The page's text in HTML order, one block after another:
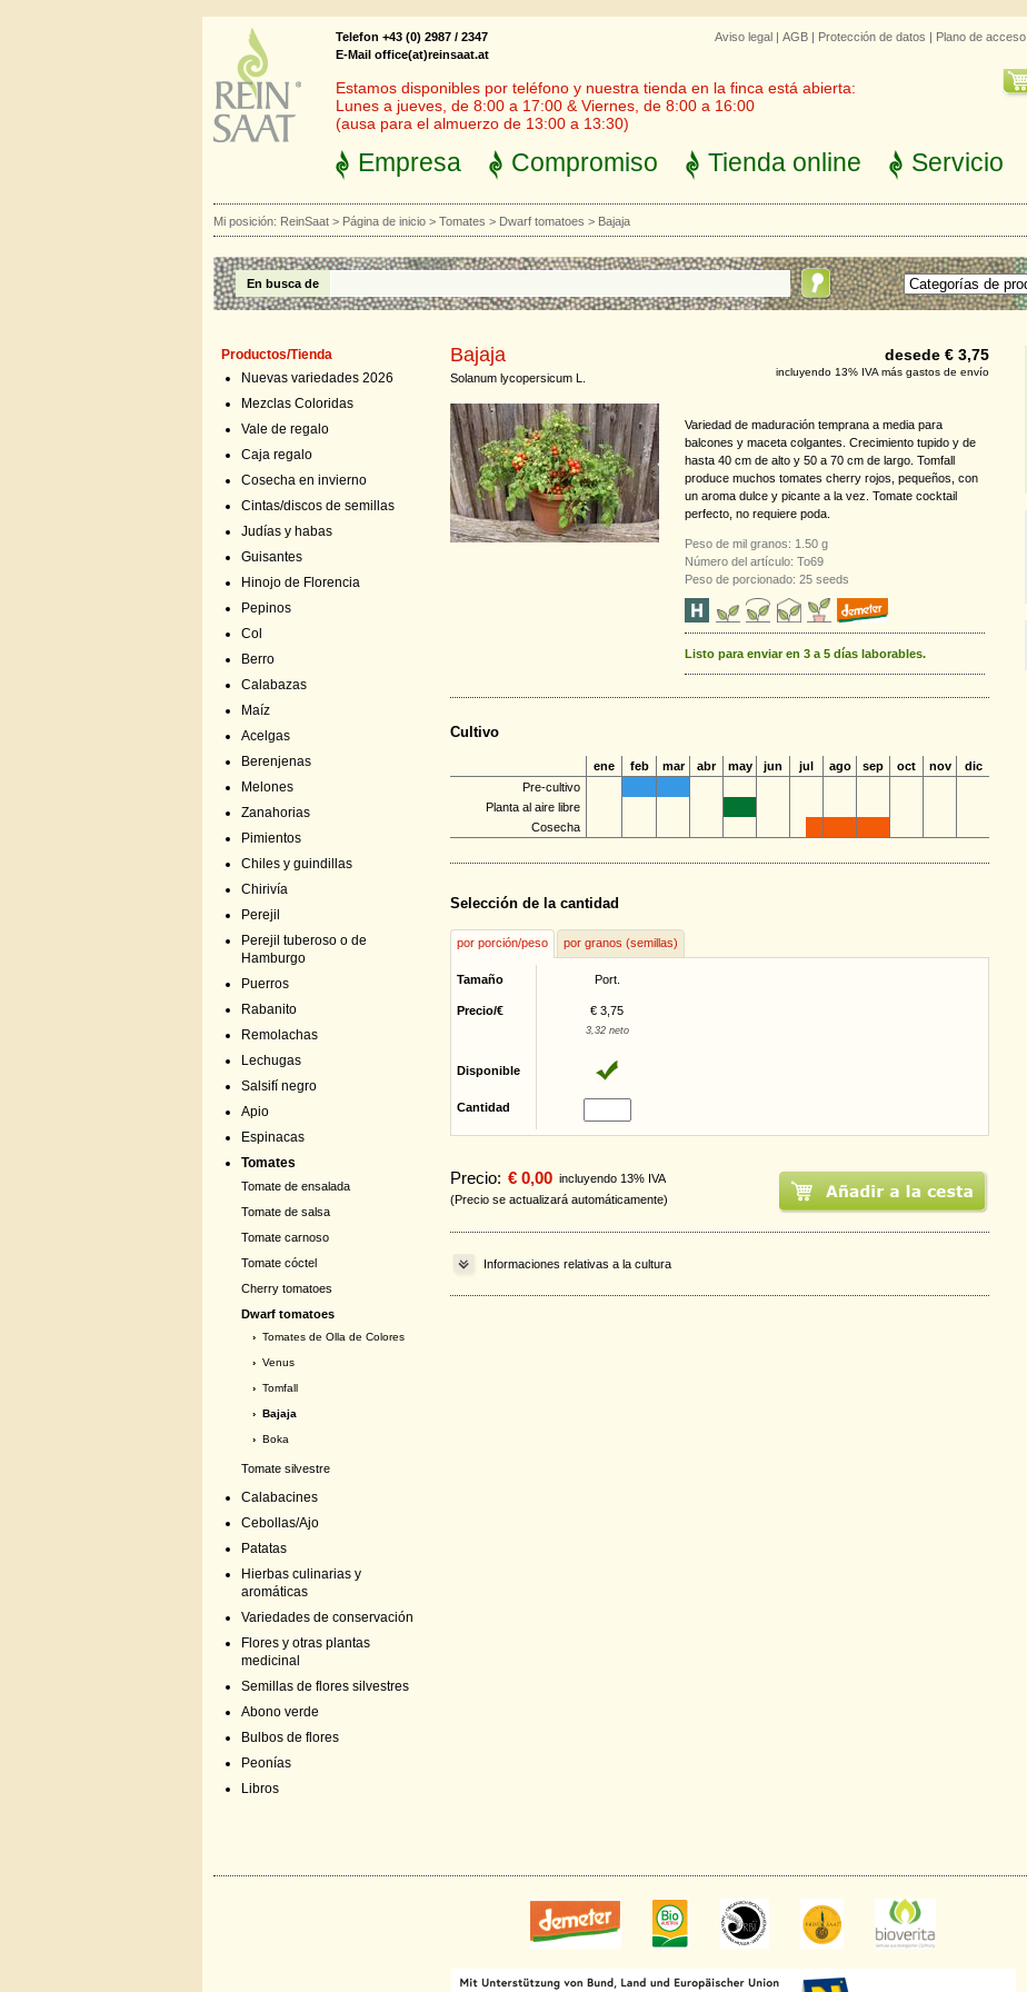
Aviso legal | AGB | Protección de datos | Plano de acceso
Telefon +43 (0) 2987 / 2347
E-Mail office(at)reinsaat.at
Estamos disponibles por teléfono y nuestra tienda en la finca está abierta:
Lunes a jueves, de 8:00 a 17:00 & Viernes, de 8:00 a 16:00
(ausa para el almuerzo de 13:00 a 13:30)
Empresa Compromiso Tienda online Servicio
Mi posición: ReinSaat > Página de inicio > Tomates > Dwarf tomatoes > Bajaja
En busca de
Productos/Tienda
Nuevas variedades 2026
Mezclas Coloridas
Vale de regalo
Caja regalo
Cosecha en invierno
Cintas/discos de semillas
Judías y habas
Guisantes
Hinojo de Florencia
Pepinos
Col
Berro
Calabazas
Maíz
Acelgas
Berenjenas
Melones
Zanahorias
Pimientos
Chiles y guindillas
Chirivía
Perejil
Perejil tuberoso o de
Hamburgo
Puerros
Rabanito
Remolachas
Lechugas
Salsifí negro
Apio
Espinacas
Tomates
Tomate de ensalada
Tomate de salsa
Tomate carnoso
Tomate cóctel
Cherry tomatoes
Dwarf tomatoes
› Tomates de Olla de Colores
› Venus
› Tomfall
› Bajaja
› Boka
Tomate silvestre
Calabacines
Cebollas/Ajo
Patatas
Hierbas culinarias y
aromáticas
Variedades de conservación
Flores y otras plantas
medicinal
Semillas de flores silvestres
Abono verde
Bulbos de flores
Peonías
Libros
Bajaja
Solanum lycopersicum L.
desede € 3,75
incluyendo 13% IVA más gastos de envío
Variedad de maduración temprana a media para
balcones y maceta colgantes. Crecimiento tupido y de
hasta 40 cm de alto y 50 a 70 cm de largo. Tomfall
produce muchos tomates cherry rojos, pequeños, con
un aroma dulce y picante a la vez. Tomate cocktail
perfecto, no requiere poda.
Peso de mil granos: 1.50 g
Número del artículo: To69
Peso de porcionado: 25 seeds
Listo para enviar en 3 a 5 días laborables.
Cultivo
ene feb mar abr may jun jul ago sep oct nov
dic
Pre-cultivo
Planta al aire libre
Cosecha
Selección de la cantidad
por porción/peso por granos (semillas)
Tamaño Port.
Precio/€ € 3,75
3,32 neto
Disponible
Cantidad
Precio: € 0,00 incluyendo 13% IVA
(Precio se actualizará automáticamente)
Informaciones relativas a la cultura